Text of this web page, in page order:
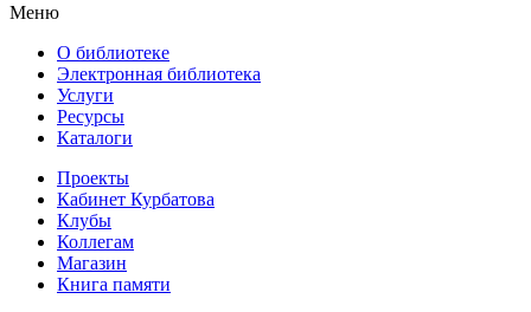
Меню
О библиотеке
Электронная библиотека
Услуги
Ресурсы
Каталоги
Проекты
Кабинет Курбатова
Клубы
Коллегам
Магазин
Книга памяти